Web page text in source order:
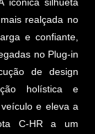
realçada no
e confiante,
no Plug-in
de design
holística e
e eleva a
C-HR a um